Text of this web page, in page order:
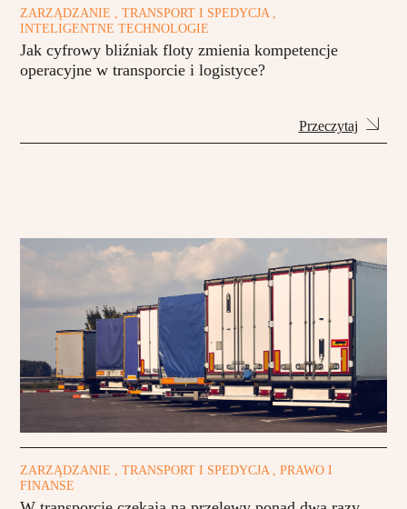
ZARZĄDZANIE , TRANSPORT I SPEDYCJA ,
INTELIGENTNE TECHNOLOGIE
Jak cyfrowy bliźniak floty zmienia kompetencje
operacyjne w transporcie i logistyce?
Przeczytaj
ZARZĄDZANIE , TRANSPORT I SPEDYCJA , PRAWO I
FINANSE